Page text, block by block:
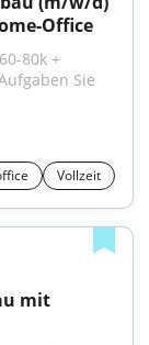
Office
80k +
Sie
Vollzeit
mit